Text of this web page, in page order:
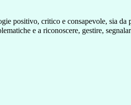
positivo, critico e consapevole, sia
e a riconoscere, gestire,